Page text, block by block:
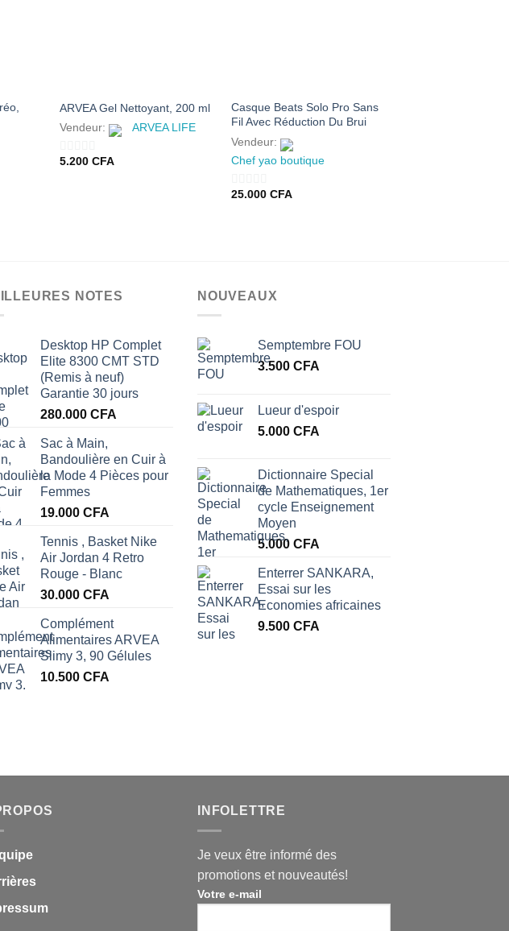
ARVEA Gel Nettoyant, 200 ml
Vendeur:
ARVEA LIFE
0
5.200 CFA
Casque Beats Solo Pro Sans
Fil Avec Réduction Du Brui
Vendeur:
Chef yao boutique
0
25.000 CFA
NOTES
Desktop HP Complet
Elite 8300 CMT STD
(Remis à neuf)
Garantie 30 jours
280.000 CFA
Sac à Main,
Bandoulière en Cuir à
la Mode 4 Pièces pour
Femmes
19.000 CFA
Tennis , Basket Nike
Air Jordan 4 Retro
Rouge - Blanc
30.000 CFA
Complément
Alimentaires ARVEA
Slimy 3, 90 Gélules
10.500 CFA
NOUVEAUX
Semptembre FOU
3.500 CFA
Lueur d'espoir
5.000 CFA
Dictionnaire Special
de Mathematiques, 1er
cycle Enseignement
Moyen
5.000 CFA
Enterrer SANKARA,
Essai sur les
Economies africaines
9.500 CFA
INFOLETTRE
Je veux être informé des
promotions et nouveautés!
Votre e-mail